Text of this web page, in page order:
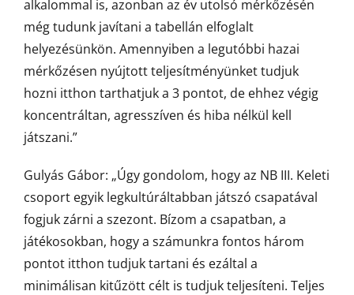
alkalommal is, azonban az év utolsó mérkőzésén
még tudunk javítani a tabellán elfoglalt
helyezésünkön. Amennyiben a legutóbbi hazai
mérkőzésen nyújtott teljesítményünket tudjuk
hozni itthon tarthatjuk a 3 pontot, de ehhez végig
koncentráltan, agresszíven és hiba nélkül kell
játszani.”
Gulyás Gábor: „Úgy gondolom, hogy az NB III. Keleti
csoport egyik legkultúráltabban játszó csapatával
fogjuk zárni a szezont. Bízom a csapatban, a
játékosokban, hogy a számunkra fontos három
pontot itthon tudjuk tartani és ezáltal a
minimálisan kitűzött célt is tudjuk teljesíteni. Teljes